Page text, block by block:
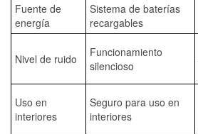
Fuente de
energía
Sistema de baterías
recargables
Nivel de ruido
Funcionamiento
silencioso
Uso en
interiores
Seguro para uso en
interiores